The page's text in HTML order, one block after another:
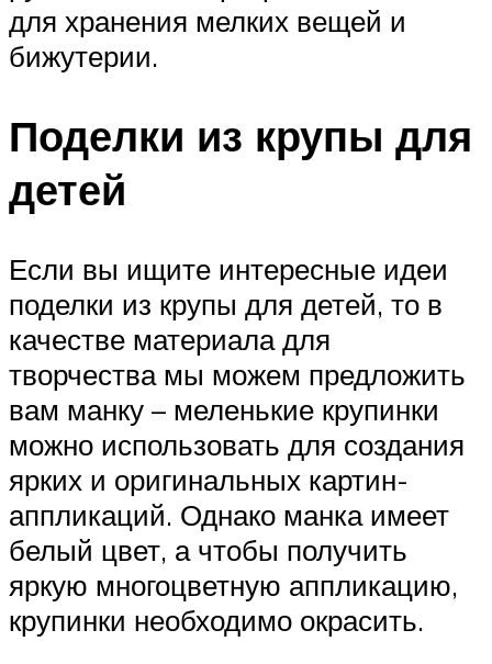
для хранения мелких вещей и
бижутерии.
Поделки из крупы для
детей
Если вы ищите интересные идеи
поделки из крупы для детей, то в
качестве материала для
творчества мы можем предложить
вам манку – меленькие крупинки
можно использовать для создания
ярких и оригинальных картин-
аппликаций. Однако манка имеет
белый цвет, а чтобы получить
яркую многоцветную аппликацию,
крупинки необходимо окрасить.